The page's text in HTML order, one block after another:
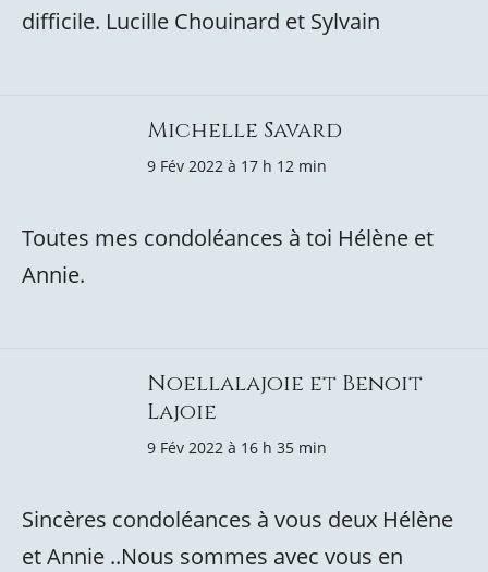
difficile. Lucille Chouinard et Sylvain
Michelle Savard
9 Fév 2022 à 17 h 12 min
Toutes mes condoléances à toi Hélène et
Annie.
Noellalajoie et Benoit
Lajoie
9 Fév 2022 à 16 h 35 min
Sincères condoléances à vous deux Hélène
et Annie ..Nous sommes avec vous en